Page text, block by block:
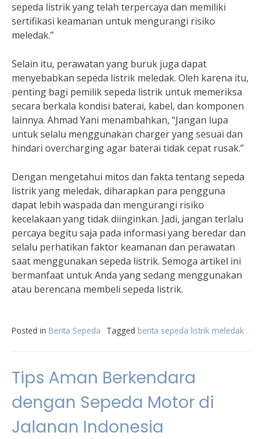
sepeda listrik yang telah terpercaya dan memiliki
sertifikasi keamanan untuk mengurangi risiko
meledak.”
Selain itu, perawatan yang buruk juga dapat
menyebabkan sepeda listrik meledak. Oleh karena itu,
penting bagi pemilik sepeda listrik untuk memeriksa
secara berkala kondisi baterai, kabel, dan komponen
lainnya. Ahmad Yani menambahkan, “Jangan lupa
untuk selalu menggunakan charger yang sesuai dan
hindari overcharging agar baterai tidak cepat rusak.”
Dengan mengetahui mitos dan fakta tentang sepeda
listrik yang meledak, diharapkan para pengguna
dapat lebih waspada dan mengurangi risiko
kecelakaan yang tidak diinginkan. Jadi, jangan terlalu
percaya begitu saja pada informasi yang beredar dan
selalu perhatikan faktor keamanan dan perawatan
saat menggunakan sepeda listrik. Semoga artikel ini
bermanfaat untuk Anda yang sedang menggunakan
atau berencana membeli sepeda listrik.
Posted in Berita Sepeda Tagged berita sepeda listrik meledak
Tips Aman Berkendara
dengan Sepeda Motor di
Jalanan Indonesia